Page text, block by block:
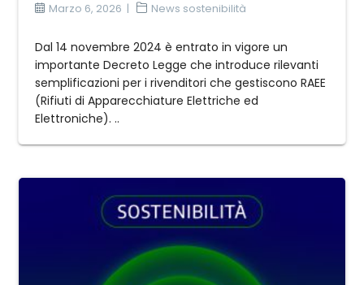
Marzo 6, 2026 News sostenibilità
Dal 14 novembre 2024 è entrato in vigore un
importante Decreto Legge che introduce rilevanti
semplificazioni per i rivenditori che gestiscono RAEE
(Rifiuti di Apparecchiature Elettriche ed
Elettroniche). ..